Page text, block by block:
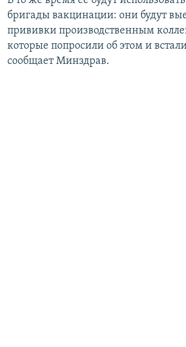
бригады вакцинации: они будут
прививки производственным
которые попросили об этом и
сообщает Минздрав.